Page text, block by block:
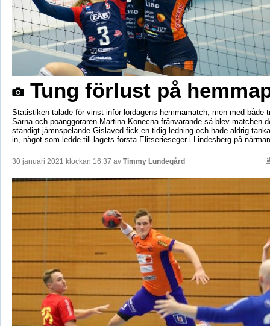
Tung förlust på
Statistiken talade för vinst inför lördagens hemmamatch, men med både
Sarna och poänggöraren Martina Konecna frånvarande så blev matchen
ständigt jämnspelande Gislaved fick en tidig ledning och hade aldrig
in, något som ledde till lagets första Elitserieseger i Lindesberg på
30 januari 2021 klockan 16:37 av Timmy Lundegård